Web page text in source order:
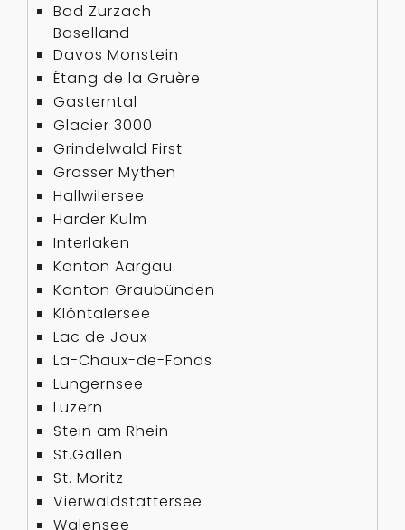
Bad Zurzach
Baselland
Davos Monstein
Étang de la Gruère
Gasterntal
Glacier 3000
Grindelwald First
Grosser Mythen
Hallwilersee
Harder Kulm
Interlaken
Kanton Aargau
Kanton Graubünden
Klöntalersee
Lac de Joux
La-Chaux-de-Fonds
Lungernsee
Luzern
Stein am Rhein
St.Gallen
St. Moritz
Vierwaldstättersee
Walensee